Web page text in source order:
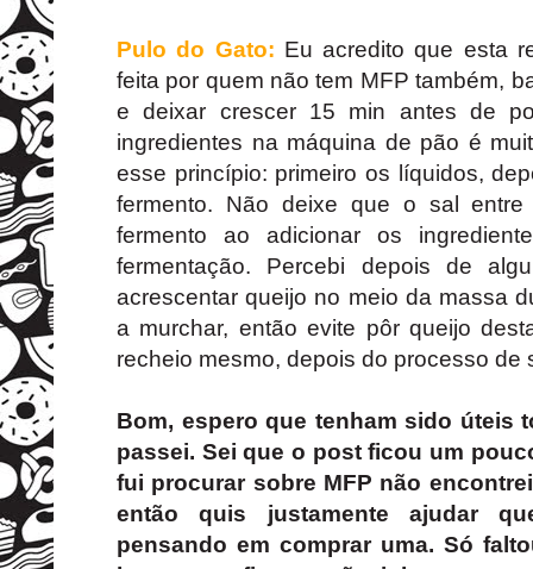
Pulo do Gato: Eu acredito que esta
feita por quem não tem MFP também,
e deixar crescer 15 min antes de
ingredientes na máquina de pão é
esse princípio: primeiro os líquidos,
fermento. Não deixe que o sal
fermento ao adicionar os
fermentação. Percebi depois de
acrescentar queijo no meio da massa
a murchar, então evite pôr queijo
recheio mesmo, depois do processo de
Bom, espero que tenham sido úteis
passei. Sei que o post ficou um
fui procurar sobre MFP não
então quis justamente ajudar
pensando em comprar uma. Só